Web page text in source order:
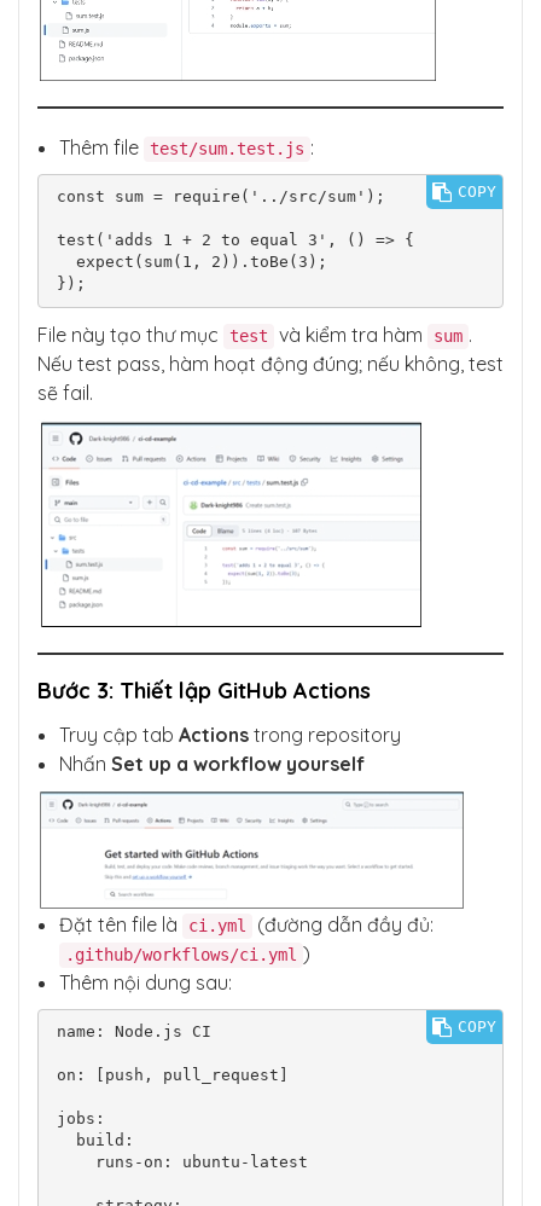
Thêm file test/sum.test.js :
const sum = require('../src/sum');
test('adds 1 + 2 to equal 3', () => {
COPY
File này tạo thư mục test và kiểm tra hàm sum .
Nếu test pass, hàm hoạt động đúng; nếu không, test
sẽ fail.
Bước 3: Thiết lập GitHub Actions
Truy cập tab Actions trong repository
Nhấn Set up a workflow yourself
Đặt tên file là ci.yml (đường dẫn đầy đủ:
.github/workflows/ci.yml )
Thêm nội dung sau:
name: Node.js CI
on: [push, pull_request]
jobs:
COPY